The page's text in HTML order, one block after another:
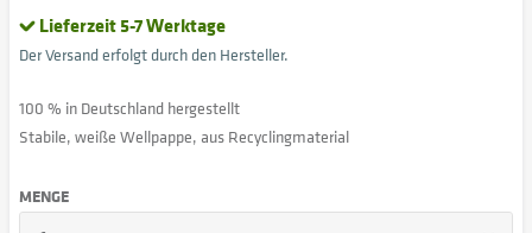
Lieferzeit 5-7 Werktage
Der Versand erfolgt durch den Hersteller.
100 % in Deutschland hergestellt
Stabile, weiße Wellpappe, aus Recyclingmaterial
MENGE